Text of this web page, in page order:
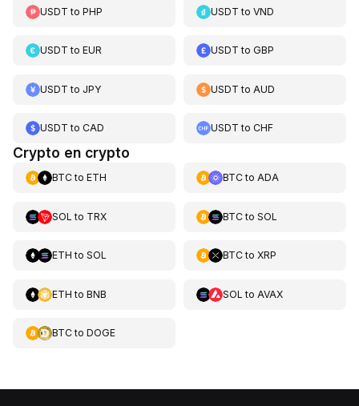
USDT to PHP USDT toVND
USDT to EUR USDT toGBP
USDT to JPY USDT to AUD
USDT to CAD USDT toCHF
Crypto en crypto
BTCto ETH BTCto ADA
SOL to TRX BTCto SOL
ETH to SOL BTCto XRP
ETH to BNB SOL to AVAX
BTCto DOGE